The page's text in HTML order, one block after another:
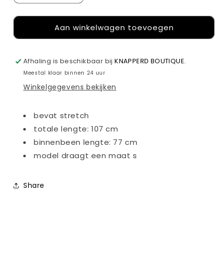
verlagen
voor
leg
|
rf0006-
|
XS
verhogen
voor
straight
leg
|
rf0006-
|
Aan winkelwagen toevoegen
Afhaling is beschikbaar bijKNAPPERD BOUTIQUE.
Meestal klaar binnen 24 uur
Winkelgegevens bekijken
bevat stretch
totale lengte: 107 cm
binnenbeen lengte: 77 cm
model draagt een maat s
Share